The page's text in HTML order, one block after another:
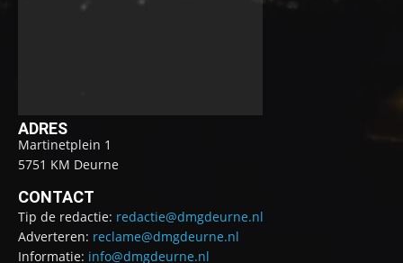
ADRES
Martinetplein 1
5751 KM Deurne
CONTACT
Tip de redactie: redactie@dmgdeurne.nl
Adverteren: reclame@dmgdeurne.nl
Informatie: info@dmgdeurne.nl